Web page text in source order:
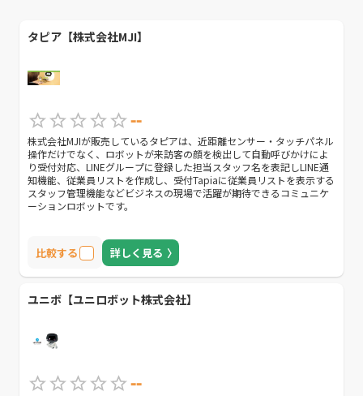
タピア【株式会社MJI】
--
株式会社MJIが販売しているタピアは、近距離センサー・タッチパネル
操作だけでなく、ロボットが来訪客の顔を検出して自動呼びかけによ
り受付対応、LINEグループに登録した担当スタッフ名を表記しLINE通
知機能、従業員リストを作成し、受付Tapiaに従業員リストを表示する
スタッフ管理機能などビジネスの現場で活躍が期待できるコミュニケ
ーションロボットです。
比較する 詳しく見る
ユニボ【ユニロボット株式会社】
--